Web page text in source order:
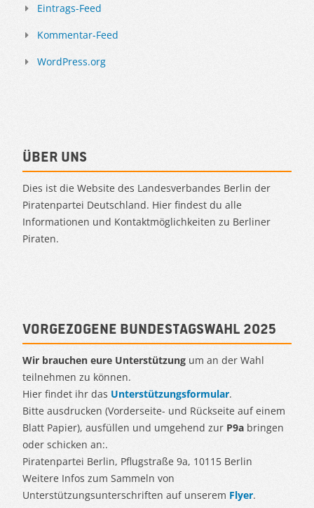
Eintrags-Feed
Kommentar-Feed
WordPress.org
Über uns
Dies ist die Website des Landesverbandes Berlin der
Piratenpartei Deutschland. Hier findest du alle
Informationen und Kontaktmöglichkeiten zu Berliner
Piraten.
Vorgezogene Bundestagswahl 2025
Wir brauchen eure Unterstützung um an der Wahl
teilnehmen zu können.
Hier findet ihr das Unterstützungsformular.
Bitte ausdrucken (Vorderseite- und Rückseite auf einem
Blatt Papier), ausfüllen und umgehend zur P9a bringen
oder schicken an:.
Piratenpartei Berlin, Pflugstraße 9a, 10115 Berlin
Weitere Infos zum Sammeln von
Unterstützungsunterschriften auf unserem Flyer.